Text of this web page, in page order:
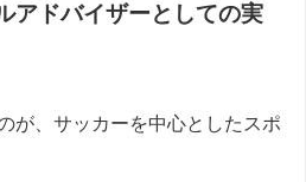
アドバイザーとしての実
が、サッカーを中心としたスポ